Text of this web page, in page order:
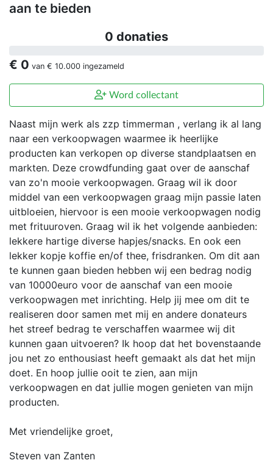
aan te bieden
0 donaties
€ 0 van € 10.000 ingezameld
Word collectant
Naast mijn werk als zzp timmerman , verlang ik al lang
naar een verkoopwagen waarmee ik heerlijke
producten kan verkopen op diverse standplaatsen en
markten. Deze crowdfunding gaat over de aanschaf
van zo'n mooie verkoopwagen. Graag wil ik door
middel van een verkoopwagen graag mijn passie laten
uitbloeien, hiervoor is een mooie verkoopwagen nodig
met frituuroven. Graag wil ik het volgende aanbieden:
lekkere hartige diverse hapjes/snacks. En ook een
lekker kopje koffie en/of thee, frisdranken. Om dit aan
te kunnen gaan bieden hebben wij een bedrag nodig
van 10000euro voor de aanschaf van een mooie
verkoopwagen met inrichting. Help jij mee om dit te
realiseren door samen met mij en andere donateurs
het streef bedrag te verschaffen waarmee wij dit
kunnen gaan uitvoeren? Ik hoop dat het bovenstaande
jou net zo enthousiast heeft gemaakt als dat het mijn
doet. En hoop jullie ooit te zien, aan mijn
verkoopwagen en dat jullie mogen genieten van mijn
producten.
Met vriendelijke groet,
Steven van Zanten